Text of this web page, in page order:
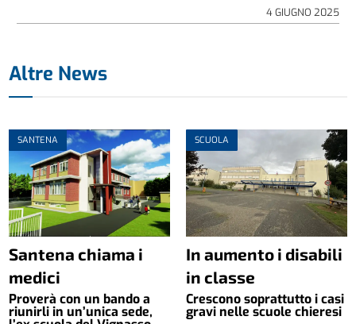
4 GIUGNO 2025
Altre News
SANTENA
Santena chiama i
medici
Proverà con un bando a
riunirli in un’unica sede,
SCUOLA
In aumento i disabili
in classe
Crescono soprattutto i casi
gravi nelle scuole chieresi